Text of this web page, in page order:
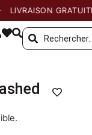
GRATUITE